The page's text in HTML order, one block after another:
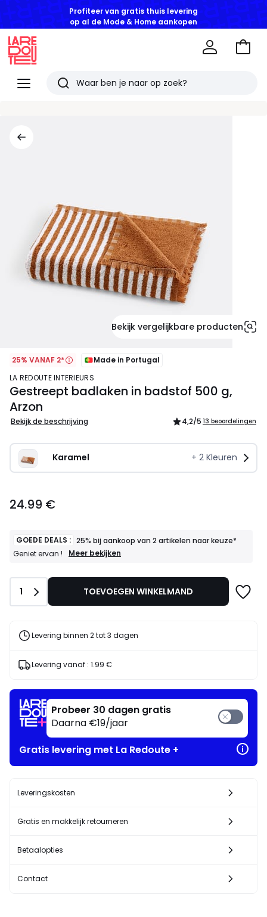
Profiteer van gratis thuis levering
op al de Mode & Home aankopen
Menu
Redoute
Zoeken
Naar
Bekijk vergelijkbare producten
25% VANAF 2*
Made in Portugal
LA REDOUTE INTERIEURS
Gestreept badlaken in badstof 500 g,
Arzon
Bekijk de beschrijving 4,2/5 13 beoordelingen
Karamel + 2 Kleuren
€.
24.99 €
GOEDE DEALS : 25% bij aankoop van 2 artikelen naar keuze*
Geniet ervan !
GOEDE
artikelen
Geniet
Meer bekijken
Aantal
1 TOEVOEGEN WINKELMAND
Levering binnen 2 tot 3 dagen
Levering vanaf : 1.99 €
Probeer 30 dagen gratis
Daarna €19/jaar
Gratis levering met La Redoute +
Leveringskosten
Gratis en makkelijk retourneren
Betaalopties
Contact